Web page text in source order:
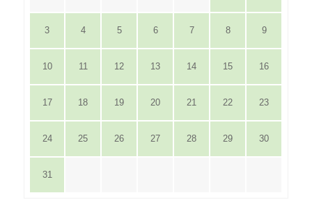
3 4 5 6 7 8 9
10 11 12 13 14 15 16
17 18 19 20 21 22 23
24 25 26 27 28 29 30
31